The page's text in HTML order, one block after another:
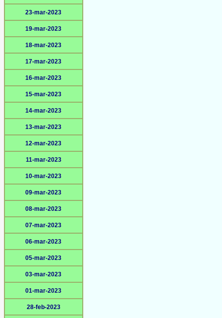
23-mar-2023
19-mar-2023
18-mar-2023
17-mar-2023
16-mar-2023
15-mar-2023
14-mar-2023
13-mar-2023
12-mar-2023
11-mar-2023
10-mar-2023
09-mar-2023
08-mar-2023
07-mar-2023
06-mar-2023
05-mar-2023
03-mar-2023
01-mar-2023
28-feb-2023